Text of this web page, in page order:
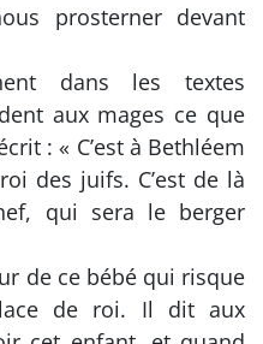
prosterner devant
dans les textes
aux mages ce que
: « C’est à Bethléem
des juifs. C’est de là
qui sera le berger
de ce bébé qui risque
de roi. Il dit aux